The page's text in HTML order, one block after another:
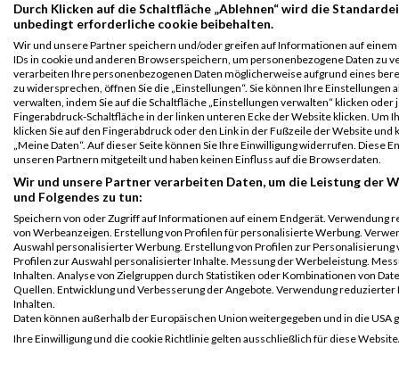
Legende:
GPos = Geschlechter Position, KPos = Kategorie Position, TPos =
Team Position, DNS = Did not start, DNF = Did not finish, DQ =
Disqualifiziert
Durch Klicken auf die Schaltfläche „Ablehnen“ wird die
unbedingt erforderliche cookie beibehalten.
Wir und unsere Partner speichern und/oder greifen auf Informationen auf einem
IDs in cookie und anderen Browserspeichern, um personenbezogene Daten zu
verarbeiten Ihre personenbezogenen Daten möglicherweise aufgrund eines
zu widersprechen, öffnen Sie die „Einstellungen“. Sie können Ihre Einstellungen
verwalten, indem Sie auf die Schaltfläche „Einstellungen verwalten“ klicken oder
Fingerabdruck-Schaltfläche in der linken unteren Ecke der Website klicken. Um
klicken Sie auf den Fingerabdruck oder den Link in der Fußzeile der Website und
„Meine Daten“. Auf dieser Seite können Sie Ihre Einwilligung widerrufen. Diese
unseren Partnern mitgeteilt und haben keinen Einfluss auf die Browserdaten.
Wir und unsere Partner verarbeiten Daten, um die Leistung der
und Folgendes zu tun:
Speichern von oder Zugriff auf Informationen auf einem Endgerät. Verwendung
von Werbeanzeigen. Erstellung von Profilen für personalisierte Werbung.
Auswahl personalisierter Werbung. Erstellung von Profilen zur Personalisierung
Profilen zur Auswahl personalisierter Inhalte. Messung der Werbeleistung.
Inhalten. Analyse von Zielgruppen durch Statistiken oder Kombinationen von
Quellen. Entwicklung und Verbesserung der Angebote. Verwendung reduzierter
Inhalten.
Daten können außerhalb der Europäischen Union weitergegeben und in die USA
Ihre Einwilligung und die cookie Richtlinie gelten ausschließlich für diese